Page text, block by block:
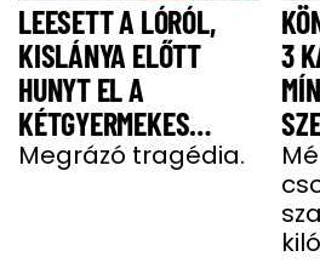
LEESETT A LÓRÓL,
KISLÁNYA ELŐTT
HUNYT EL A
KÉTGYERMEKES
DONATELLA
Megrázó tragédia.
3